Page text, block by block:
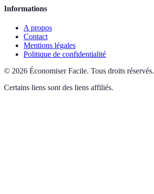
Informations
A propos
Contact
Mentions légales
Politique de confidentialité
© 2026 Économiser Facile. Tous droits réservés.
Certains liens sont des liens affiliés.